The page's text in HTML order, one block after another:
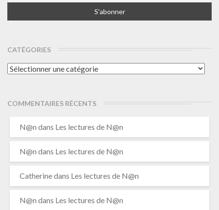
CATÉGORIES
Catégories
COMMENTAIRES RÉCENTS
N@n dans Les lectures de N@n
N@n dans Les lectures de N@n
Catherinedans Les lectures de N@n
N@n dans Les lectures de N@n